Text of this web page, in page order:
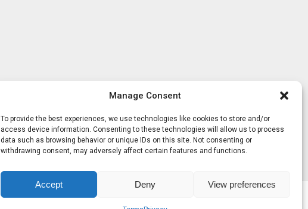
Manage Consent
To provide the best experiences, we use technologies like cookies to store and/or
access device information. Consenting to these technologies will allow us to process
data such as browsing behavior or unique IDs on this site. Not consenting or
withdrawing consent, may adversely affect certain features and functions.
Accept Deny View preferences